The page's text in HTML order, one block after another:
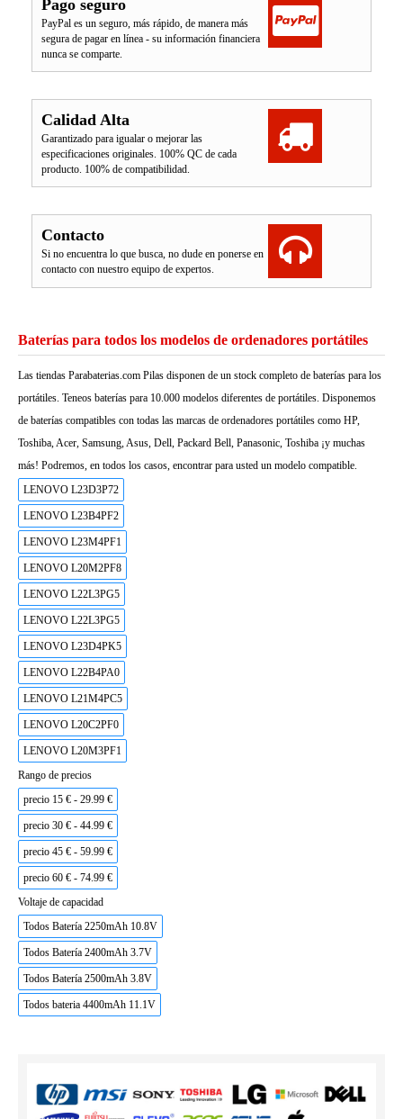
Pago seguro
PayPal es un seguro, más rápido, de manera más
segura de pagar en línea - su información financiera
nunca se comparte.
Calidad Alta
Garantizado para igualar o mejorar las
especificaciones originales. 100% QC de cada
producto. 100% de compatibilidad.
Contacto
Si no encuentra lo que busca, no dude en ponerse en
contacto con nuestro equipo de expertos.
Baterías para todos los modelos de ordenadores portátiles
Las tiendas Parabaterias.com Pilas disponen de un stock completo de baterías para los
portátiles. Teneos baterías para 10.000 modelos diferentes de portátiles. Disponemos
de baterías compatibles con todas las marcas de ordenadores portátiles como HP,
Toshiba, Acer, Samsung, Asus, Dell, Packard Bell, Panasonic, Toshiba ¡y muchas
más! Podremos, en todos los casos, encontrar para usted un modelo compatible.
LENOVO L23D3P72
LENOVO L23B4PF2
LENOVO L23M4PF1
LENOVO L20M2PF8
LENOVO L22L3PG5
LENOVO L22L3PG5
LENOVO L23D4PK5
LENOVO L22B4PA0
LENOVO L21M4PC5
LENOVO L20C2PF0
LENOVO L20M3PF1
Rango de precios
precio 15 € - 29.99 €
precio 30 € - 44.99 €
precio 45 € - 59.99 €
precio 60 € - 74.99 €
Voltaje de capacidad
Todos Batería 2250mAh 10.8V
Todos Batería 2400mAh 3.7V
Todos Batería 2500mAh 3.8V
Todos bateria 4400mAh 11.1V